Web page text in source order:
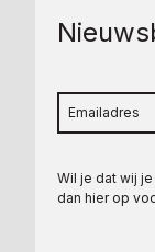
Wil je dat wij
dan hier op